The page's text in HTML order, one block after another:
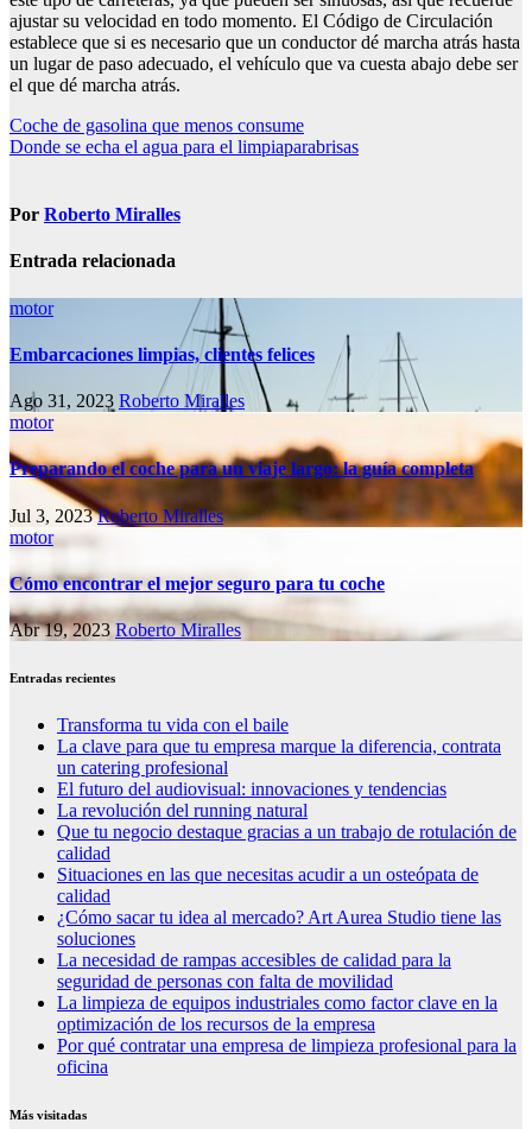
ajustar su velocidad en todo momento. El Código de Circulación
establece que si es necesario que un conductor dé marcha atrás hasta
un lugar de paso adecuado, el vehículo que va cuesta abajo debe ser
el que dé marcha atrás.
Navegación
de
Coche de gasolina que menos consume
Donde se echa el agua para el limpiaparabrisas
Por Roberto Miralles
Entrada relacionada
motor
Embarcaciones limpias, clientes felices
Ago 31, 2023 Roberto Miralles
motor
Preparando el coche para un viaje largo: la guía completa
Jul 3, 2023Roberto Miralles
motor
Cómo encontrar el mejor seguro para tu coche
Abr 19, 2023Roberto Miralles
Entradas recientes
Transforma tu vida con el baile
La clave para que tu empresa marque la diferencia, contrata
un catering profesional
El futuro del audiovisual: innovaciones y tendencias
La revolución del running natural
Que tu negocio destaque gracias a un trabajo de rotulación de
calidad
Situaciones en las que necesitas acudir a un osteópata de
calidad
¿Cómo sacar tu idea al mercado? Art Aurea Studio tiene las
soluciones
La necesidad de rampas accesibles de calidad para la
seguridad de personas con falta de movilidad
La limpieza de equipos industriales como factor clave en la
optimización de los recursos de la empresa
Por qué contratar una empresa de limpieza profesional para la
oficina
Más visitadas